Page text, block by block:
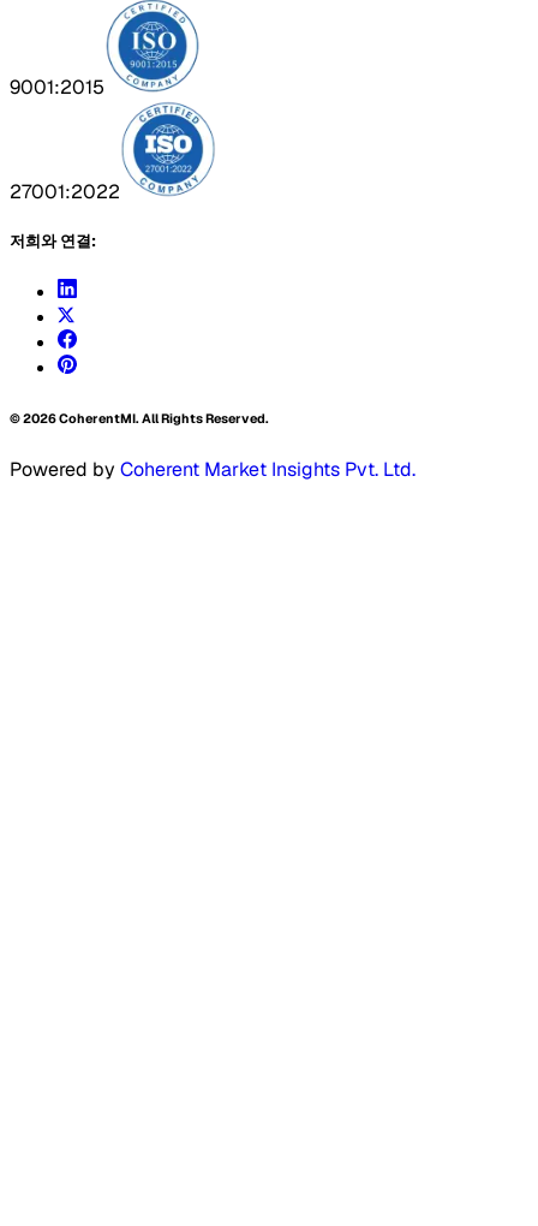
9001:2015
27001:2022
저희와 연결:
©2026CoherentMI. All Rights Reserved.
Powered by Coherent Market Insights Pvt. Ltd.